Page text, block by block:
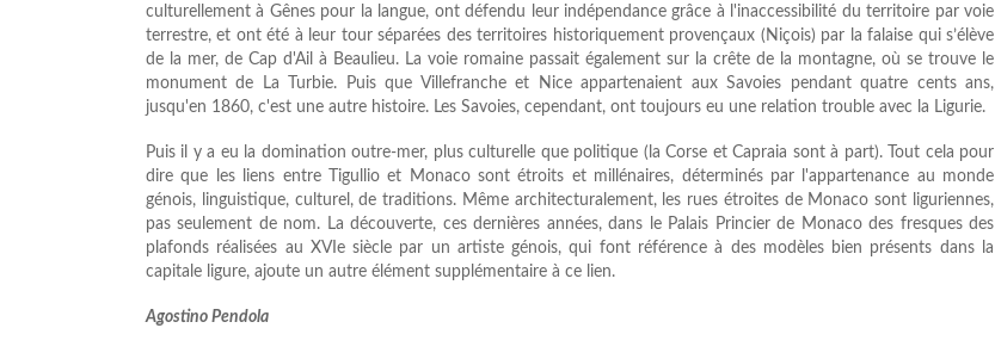
culturellement à Gênes pour la langue, ont défendu leur indépendance grâce à l'inaccessibilité du territoire par voie
terrestre, et ont été à leur tour séparées des territoires historiquement provençaux (Niçois) par la falaise qui s’élève
de la mer, de Cap d'Ail à Beaulieu. La voie romaine passait également sur la crête de la montagne, où se trouve le
monument de La Turbie. Puis que Villefranche et Nice appartenaient aux Savoies pendant quatre cents ans,
jusqu'en 1860, c'est une autre histoire. Les Savoies, cependant, ont toujours eu une relation trouble avec la Ligurie.
Puis il y a eu la domination outre-mer, plus culturelle que politique (la Corse et Capraia sont à part). Tout cela pour
dire que les liens entre Tigullio et Monaco sont étroits et millénaires, déterminés par l'appartenance au monde
génois, linguistique, culturel, de traditions. Même architecturalement, les rues étroites de Monaco sont liguriennes,
pas seulement de nom. La découverte, ces dernières années, dans le Palais Princier de Monaco des fresques des
plafonds réalisées au XVIe siècle par un artiste génois, qui font référence à des modèles bien présents dans la
capitale ligure, ajoute un autre élément supplémentaire à ce lien.
Agostino Pendola